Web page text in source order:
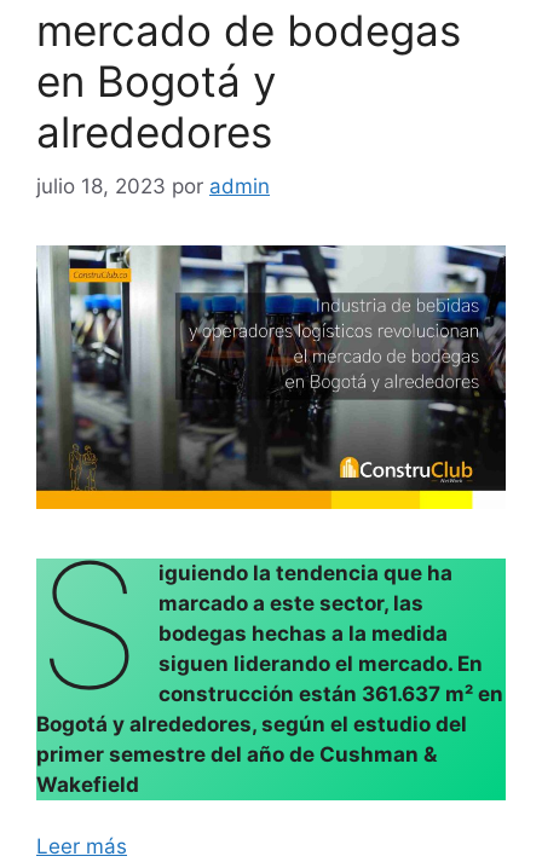
mercado de bodegas
en Bogotá y
alrededores
julio 18, 2023 por admin
S
iguiendo la tendencia que ha
marcado a este sector, las
bodegas hechas a la medida
siguen liderando el mercado. En
construcción están 361.637 m² en
Bogotá y alrededores, según el estudio del
primer semestre del año de Cushman &
Wakefield
Leer más